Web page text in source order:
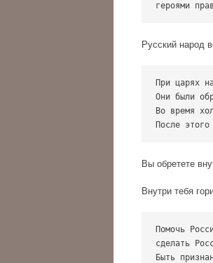
героями
Русский народ
При царях
Они были
Во время
После
Вы обретете
Внутри тебя
Помочь
сделать
Быть